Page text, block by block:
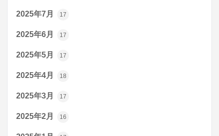
2025年7月 17
2025年6月 17
2025年5月 17
2025年4月 18
2025年3月 17
2025年2月 16